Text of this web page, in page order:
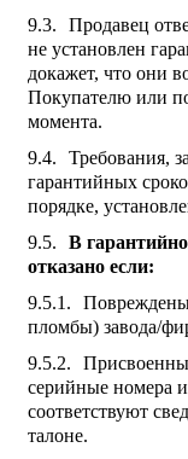
Продавец
не установлен
докажет, что они
Покупателю или
момента.
Требования,
гарантийных
порядке,
В
отказано если:
пломбы) завода/
серийные номера
соответствуют
талоне.